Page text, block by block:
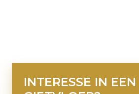
INTERESSE IN EEN